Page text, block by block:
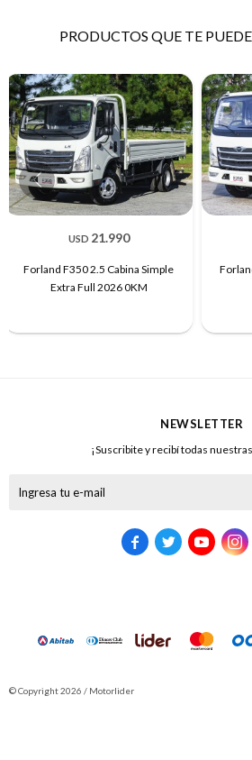
PRODUCTOS QUE TE
USD 21.990
Forland F350 2.5 Cabina Simple
Extra Full 2026 0KM
NEWSLETTER
¡Suscribite y recibí todas
   
© Copyright 2026 / Motorlider